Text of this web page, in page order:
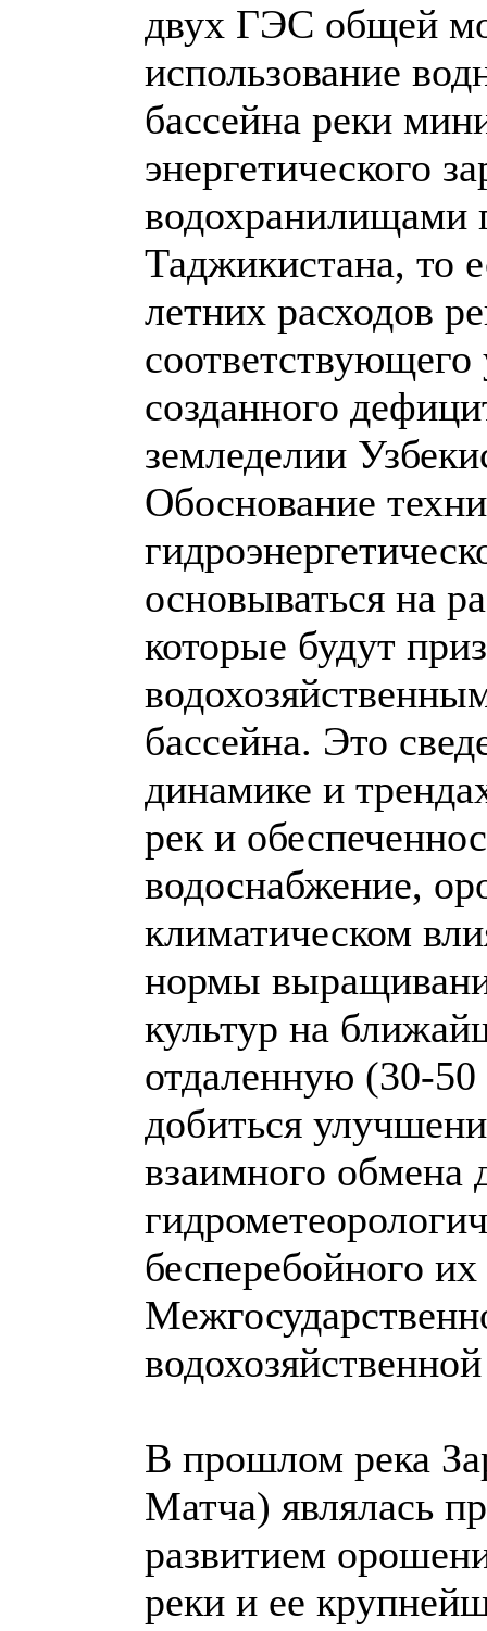
двух ГЭС общей
использование
бассейна реки
энергетического
водохранилищами
Таджикистана, то
летних расходов
созданного
земледелии
Обоснование
основываться на
которые будут
бассейна. Это
динамике и
рек и
водоснабжение,
климатическом
нормы
культур на
отдаленную (30-
добиться
взаимного
бесперебойного
В прошлом река
Матча) являлась
развитием
реки и ее